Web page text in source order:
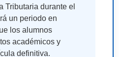
Tributaria durante el
un periodo en
los alumnos
académicos y
definitiva.